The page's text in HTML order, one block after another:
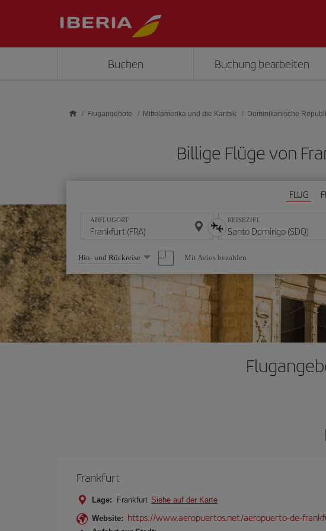
Buchen Buchung bearbeiten
Flugangebote Mittelamerika und die Karibik Dominikanische
Billige Flüge von
FLUG
ABFLUGORT REISEZIEL
Wählen
Sie
eine
Option
Hin- und Rückreise Mit Avios bezahlen
Frankfurt
Lage: Frankfurt Siehe auf der Karte
Website: https://www.aeropuertos.net/aeropuerto-de-